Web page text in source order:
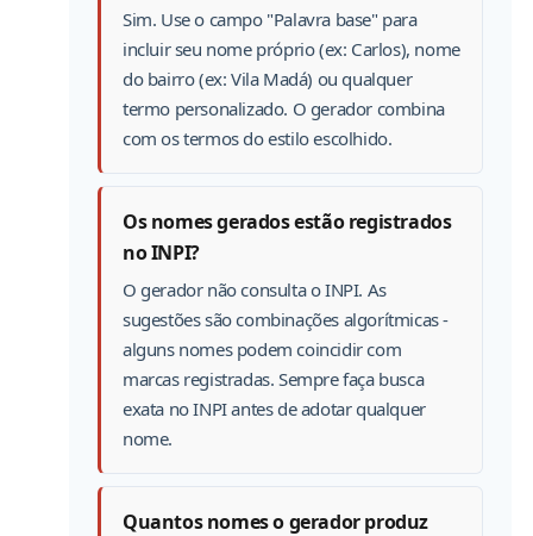
Sim. Use o campo "Palavra base" para
incluir seu nome próprio (ex: Carlos), nome
do bairro (ex: Vila Madá) ou qualquer
termo personalizado. O gerador combina
com os termos do estilo escolhido.
Os nomes gerados estão registrados
no INPI?
O gerador não consulta o INPI. As
sugestões são combinações algorítmicas -
alguns nomes podem coincidir com
marcas registradas. Sempre faça busca
exata no INPI antes de adotar qualquer
nome.
Quantos nomes o gerador produz